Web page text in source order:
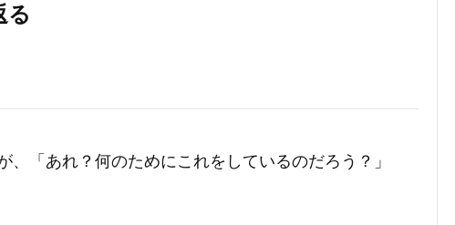
る
、「あれ？何のためにこれをしているのだろう？」